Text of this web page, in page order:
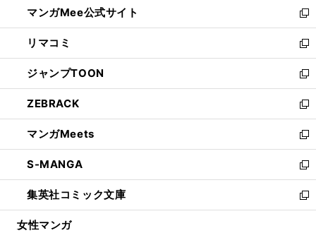
く
ド
ウ
で
開
く
ィ
ン
ド
ウ
で
開
く
い
ウ
ィ
ン
ド
ウ
で
開
く
マンガMee公式サイト
新
し
い
ウ
ィ
ン
ド
ウ
で
開
く
リマコミ
新
し
い
ウ
ィ
ン
ド
ウ
で
開
く
ジャンプTOON
新
し
い
ウ
ィ
ン
ド
ウ
で
開
ZEBRACK
新
し
い
ウ
ィ
ン
ド
ウ
マンガMeets
新
し
い
ウ
ィ
ン
S-MANGA
新
し
い
ウ
集英社コミック文庫
新
し
女性マンガ